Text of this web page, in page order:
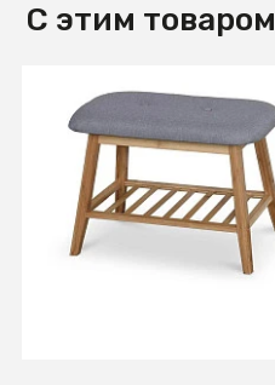
С этим
6 860 ₽
Полка для обуви Halmar